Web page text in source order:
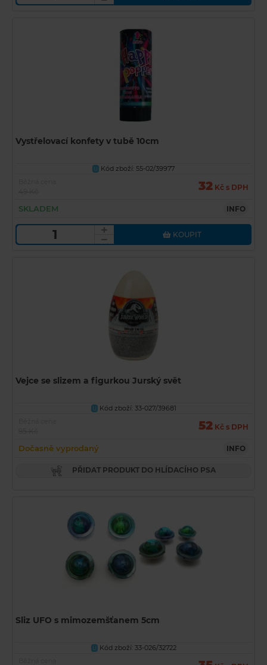
Vystřelovací konfety v tubě 10cm
U
Kód zboží: 55-02/39977
32 Kč s DPH
SKLADEM INFO
KOUPIT
Vejce se slizem a figurkou Jurský svět
U Kód zboží: 33-027/39681
52 Kč s DPH
Dočasně vyprodaný INFO
PŘIDAT PRODUKT DO HLÍDACÍHO PSA
Sliz UFO s mimozemšťanem 5cm
U Kód zboží: 33-026/32722